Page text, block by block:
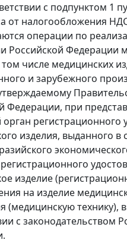
с подпунктом 1
от налогообложения
операции по
Российской Федерации
числе медицинских
и зарубежного
Федерации, при
регистрационного
изделия, выданного в
изделие
на изделие
(медицинскую технику),
с законодательством